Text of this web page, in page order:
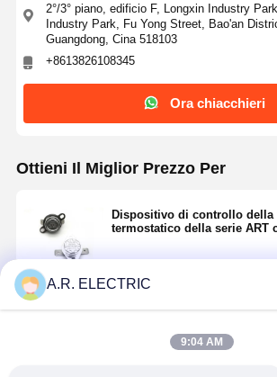
2°/3° piano, edificio F, Longxin Industry
Industry Park, Fu Yong Street, Bao'an
Guangdong, Cina 518103
+8613826108345
Ora chiacchieri
Ottieni Il Miglior Prezzo Per
Dispositivo di controllo della
termostatico della serie ART
A.R. ELECTRIC
9:04 AM